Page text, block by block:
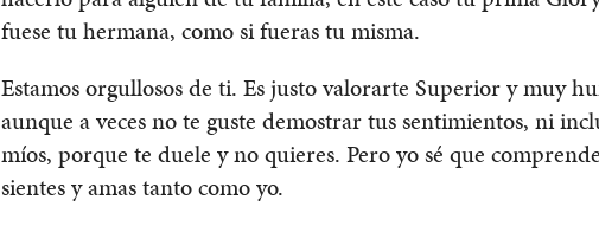
fuese tu hermana, como si fueras tu misma.
Estamos orgullosos de ti. Es justo valorarte Superior y muy
aunque a veces no te guste demostrar tus sentimientos, ni
míos, porque te duele y no quieres. Pero yo sé que
sientes y amas tanto como yo.